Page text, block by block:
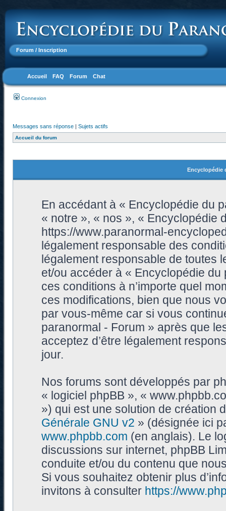
Forum / Inscription
Accueil FAQ Forum Chat
Connexion
Messages sans réponse | Sujets actifs
Accueil du forum
Encyclopédie
En accédant à « Encyclopédie du
« notre », « nos », « Encyclopédie
https://www.paranormal-
légalement responsable des
légalement responsable de toutes
et/ou accéder à « Encyclopédie
ces conditions à n’importe quel
ces modifications, bien que nous
par vous-même car si vous
paranormal - Forum » après que
acceptez d’être légalement
jour.
Nos forums sont développés par
« logiciel phpBB », «
») qui est une solution de création
Générale GNU v2 » (désignée ici
www.phpbb.com (en anglais). Le
discussions sur internet, phpBB
conduite et/ou du contenu que
Si vous souhaitez obtenir plus
invitons à consulter https://